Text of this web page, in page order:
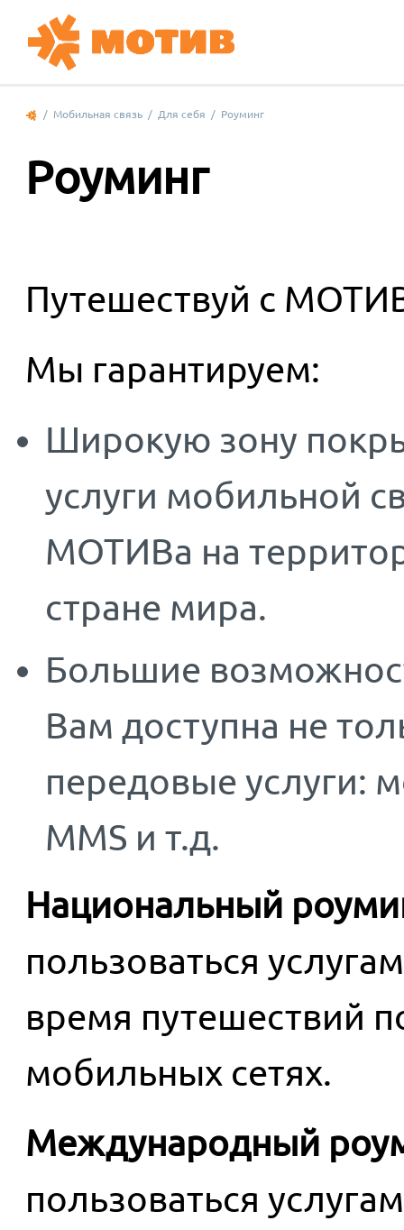
/ Мобильная связь / Для себя / Роуминг
Роуминг
Путешествуй с
Мы гарантируем:
Широкую зону
услуги мобильной
МОТИВа на
стране мира.
Большие
Вам доступна не
передовые услуги:
MMS и т.д.
Национальный
пользоваться
время путешествий
мобильных сетях.
Международный
пользоваться